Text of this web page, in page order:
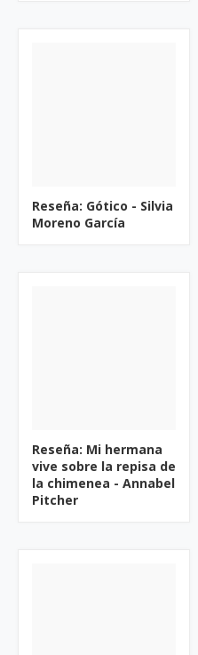
Reseña: Gótico - Silvia
Moreno García
Reseña: Mi hermana
vive sobre la repisa de
la chimenea - Annabel
Pitcher